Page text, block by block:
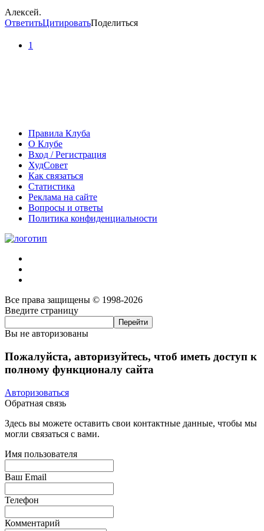
Алексей.
ОтветитьЦитироватьПоделиться
1
Правила Клуба
О Клубе
Вход / Регистрация
ХудСовет
Как связаться
Статистика
Реклама на сайте
Вопросы и ответы
Политика конфиденциальности
Все права защищены © 1998-2026
Введите страницу
Вы не авторизованы
Пожалуйста, авторизуйтесь, чтоб иметь доступ к
полному функционалу сайта
Авторизоваться
Обратная связь
Здесь вы можете оставить свои контактные данные, чтобы мы
могли связаться с вами.
Имя пользователя
Ваш Email
Телефон
Комментарий